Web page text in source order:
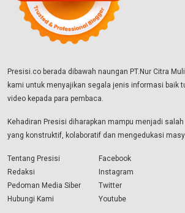
Presisi.co berada dibawah naungan PT.Nur Citra
kami untuk menyajikan segala jenis informasi baik
video kepada para pembaca.
Kehadiran Presisi diharapkan mampu menjadi
yang konstruktif, kolaboratif dan mengedukasi
Tentang Presisi
Redaksi
Pedoman Media Siber
Hubungi Kami
Facebook
Instagram
Twitter
Youtube